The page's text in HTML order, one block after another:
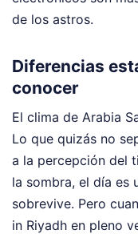
de los astros.
Diferencias
conocer
El clima de Arabia
Lo que quizás no
a la percepción del
la sombra, el día es
sobrevive. Pero
in Riyadh en pleno